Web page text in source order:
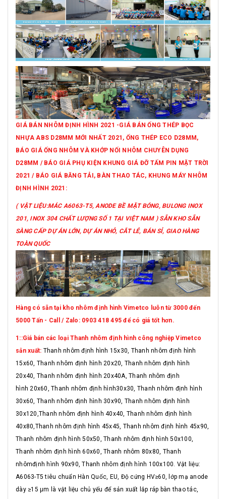
GIÁ BÁN NHÔM ĐỊNH HÌNH 2021 -GIÁ BÁN ỐNG THÉP BỌC
NHỰA ABS D28MM MỚI NHẤT 2021, ỐNG THÉP ECO D28MM,
BÁO GIÁ ỐNG NHÔM VÀ KHỚP NỐI NHÔM CHUYÊN DỤNG
D28MM / BÁO GIÁ PHỤ KIỆN KHUNG GIÁ ĐỠ TẤM PIN MẶT TRỜI
2021 / BÁO GIÁ BĂNG TẢI, BÀN THAO TÁC, KHUNG MÁY NHÔM
ĐỊNH HÌNH 2021:
( VẬT LIỆU:MÁC A6063-T5, ANODE BỀ MẶT BÓNG, BULONG INOX
201, INOX 304 CHẤT LƯỢNG SỐ 1 TẠI VIỆT NAM ) SẴN KHO SẴN
SÀNG CẤP DỰ ÁN LỚN, DỰ ÁN NHỎ, CẮT LẺ, BÁN SỈ, GIAO HÀNG
TOÀN QUỐC
Hàng có sẵn tại kho nhôm định hình Vimetco luôn từ 3000 đến
5000 Tấn - Call / Zalo: 0903 418 495 để có giá tốt hơn.
1::Giá bán các loại Thanh nhôm định hình công nghiệp Vimetco
sản xuất: Thanh nhôm định hình 15x30, Thanh nhôm định hình
15x60, Thanh nhôm định hình 20x20, Thanh nhôm định hình
20x40, Thanh nhôm định hình 20x40A, Thanh nhôm định
hình 20x60, Thanh nhôm định hình30x30, Thanh nhôm định hình
30x60, Thanh nhôm định hình 30x90, Thanh nhôm định hình
30x120,Thanh nhôm định hình 40x40, Thanh nhôm định hình
40x80,Thanh nhôm định hình 45x45, Thanh nhôm định hình 45x90,
Thanh nhôm định hình 50x50, Thanh nhôm định hình 50x100,
Thanh nhôm định hình 60x60, Thanh nhôm 80x80, Thanh
nhômđịnh hình 90x90, Thanh nhôm định hình 100x100. Vật liệu:
A6063-T5 tiêu chuẩn Hàn Quốc, EU, Độ cứng HV≥60, lớp mạ anode
dày ≥15 μm là vật liệu chủ yếu để sản xuất lắp ráp bàn thao tác,